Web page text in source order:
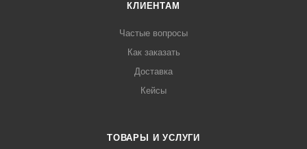
КЛИЕНТАМ
Частые вопросы
Как заказать
Доставка
Кейсы
ТОВАРЫ И УСЛУГИ